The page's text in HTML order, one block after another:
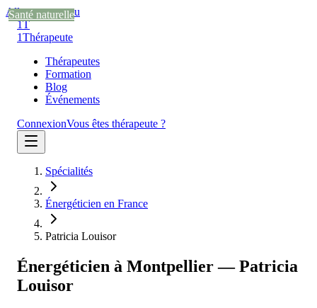
Aller au contenu
1T
1Thérapeute
Thérapeutes
Formation
Blog
Événements
ConnexionVous êtes thérapeute ?
Spécialités
Énergéticien en France
Patricia Louisor
Énergéticien à Montpellier — Patricia
Louisor
Santé naturelle
Santé naturelle
Santé naturelle